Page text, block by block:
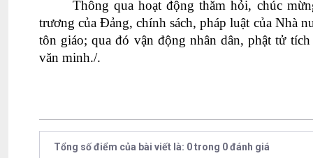
Thông qua hoạt động thăm hỏi, chúc
trương của Đảng, chính sách, pháp luật của Nhà
tôn giáo; qua đó vận động nhân dân, phật tử
văn minh./.
Tổng số điểm của bài viết là: 0 trong 0 đánh giá